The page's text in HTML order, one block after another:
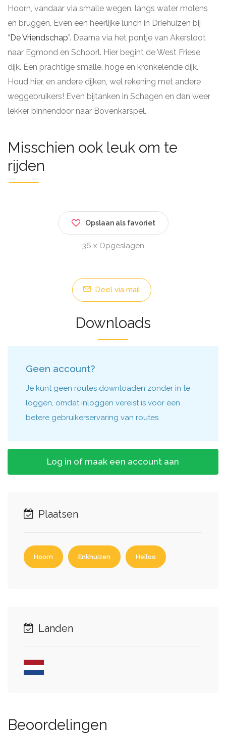
Hoorn, vandaar via smalle wegen, langs water molens
en bruggen. Even een heerlijke lunch in Driehuizen bij
“De Vriendschap”. Daarna via het pontje van Akersloot
naar Egmond en Schoorl. Hier begint de West Friese
dijk. Een prachtige smalle, hoge en kronkelende dijk.
Houd hier, en andere dijken, wel rekening met andere
weggebruikers! Even bijtanken in Schagen en dan weer
lekker binnendoor naar Bovenkarspel.
Misschien ook leuk om te
rijden
Opslaan als favoriet
36 x Opgeslagen
Deel via mail
Downloads
Geen account?
Je kunt geen routes downloaden zonder in te
loggen, omdat inloggen vereist is voor een
betere gebruikerservaring van routes.
Log in of maak een account aan
Plaatsen
Hoorn Enkhuizen Heiloo
Landen
Beoordelingen